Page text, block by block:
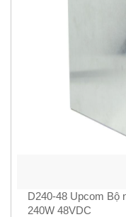
D240-48 Upcom Bộ
240W 48VDC